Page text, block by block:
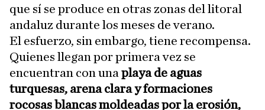
que sí se produce en otras zonas del litoral
andaluz durante los meses de verano.
El esfuerzo, sin embargo, tiene recompensa.
Quienes llegan por primera vez se
encuentran con una playa de aguas
turquesas, arena clara y formaciones
rocosas blancas moldeadas por la erosión,